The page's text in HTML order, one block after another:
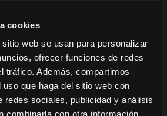
cookies
web se usan para personalizar
ofrecer funciones de redes
tráfico. Además, compartimos
que haga del sitio web con
redes sociales, publicidad y análisis
que la tecnología avanzada debe
ha invertido este
susDigital Solutionscon
el control total en manos del
herramientas extremadamente